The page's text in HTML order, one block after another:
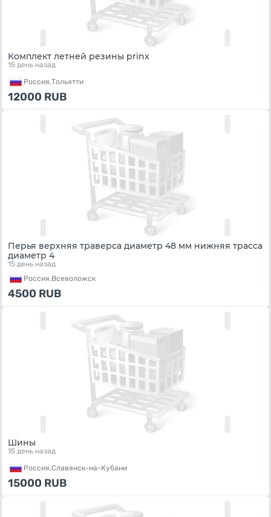
Комплект летней резины prinx
15 день назад
Россия,Тольятти
12000 RUB
Перья верхняя траверса диаметр 48 мм нижняя трасса
диаметр 4
15 день назад
Россия,Всеволожск
4500 RUB
Шины
15 день назад
Россия,Славянск-на-Кубани
15000 RUB